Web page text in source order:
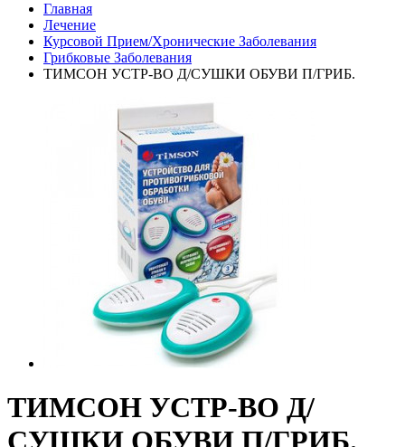
Главная
Лечение
Курсовой Прием/Хронические Заболевания
Грибковые Заболевания
ТИМСОН УСТР-ВО Д/СУШКИ ОБУВИ П/ГРИБ.
ТИМСОН УСТР-ВО Д/